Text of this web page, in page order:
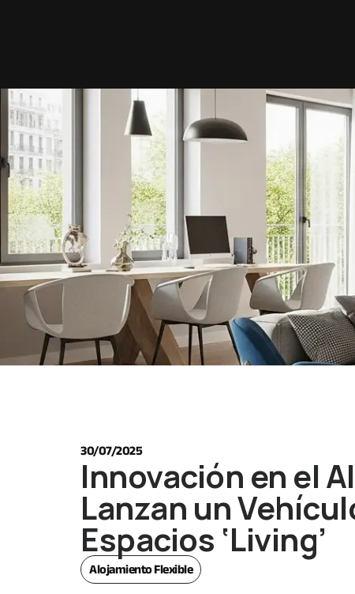
30/07/2025
Innovación en el
Lanzan un
Espacios ‘Living’
Alojamiento Flexible